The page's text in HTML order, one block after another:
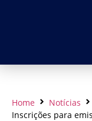
Home Notícias
Inscrições para